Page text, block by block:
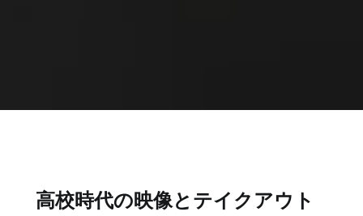
高校時代の映像とテイクアウト